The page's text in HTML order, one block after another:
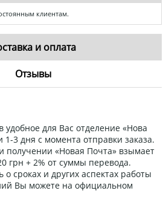
клиентам.
и оплата
Отзывы
удобное для Вас отделение «Нова
1-3 дня с момента отправки заказа.
получении «Новая Почта» взымает
грн + 2% от суммы перевода.
о сроках и других аспектах работы
Вы можете на официальном